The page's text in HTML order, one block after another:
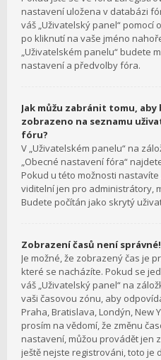
nastavení uložena v databázi
váš „Uživatelský panel“
po kliknutí na vaše jméno
„Uživatelském panelu“ budete
nastavení a předvolby fóra.
Jak můžu zabránit tomu,
zobrazeno na seznamu
fóru?
V „Uživatelském panelu“ na
„Obecné nastavení fóra“
Pokud u této možnosti
viditelní jen pro administrátory,
Budete počítán jako skrytý
Zobrazení časů není správné!
Je možné, že zobrazený čas je
které se nacházíte. Pokud se
váš „Uživatelský panel“ na
vaši časovou zónu, aby
Praha, Bratislava, Londýn, New
prosím na vědomí, že změnu
nastavení, můžou provádět jen
ještě nejste registrováni, toto je